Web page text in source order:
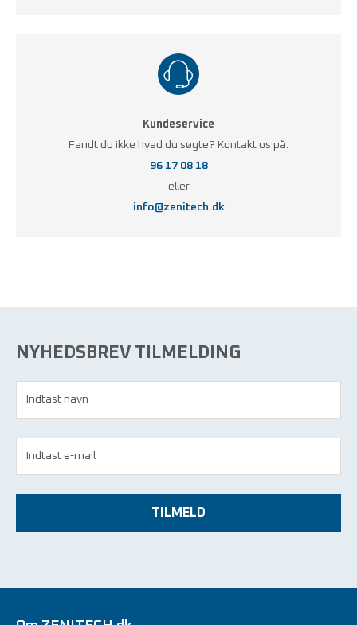
Kundeservice
Fandt du ikke hvad du søgte? Kontakt os på:
96 17 08 18
eller
info@zenitech.dk
NYHEDSBREV TILMELDING
TILMELD